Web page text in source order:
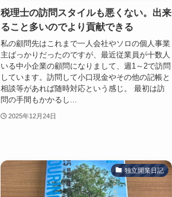
税理士の訪問スタイルも悪くない。出来
ること多いのでより貢献できる
私の顧問先はこれまで一人会社やソロの個人事業
主ばっかりだったのですが、最近従業員が十数人
いる中小企業の顧問になりまして、週1～2で訪問
しています。訪問して小口現金やその他の記帳と
相談等があれば随時対応という感じ。 最初は訪
問の手間もかかるし...
2025年12月24日
独立開業日記